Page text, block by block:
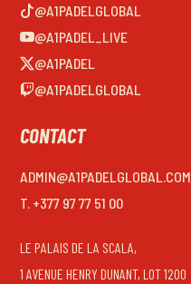
@A1PADELGLOBAL
@A1PADEL_LIVE
@A1PADEL
@A1PADELGLOBAL
CONTACT
ADMIN@A1PADELGLOBAL.COM
T. +377 97 77 51 00
LE PALAIS DE LA SCALA,
1 AVENUE HENRY DUNANT, LOT 1200